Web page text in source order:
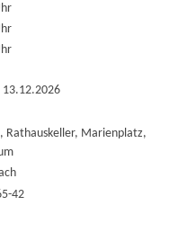
13.12.2026
Rathauskeller, Marienplatz,
42